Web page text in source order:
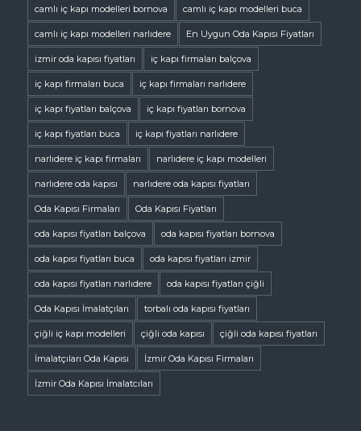
camlı iç kapı modelleri bornova camlı iç kapı modelleri buca
camlı iç kapı modelleri narlıdere En Uygun Oda Kapısı Fiyatları
izmir oda kapısı fiyatları iç kapı firmaları balçova
iç kapı firmaları buca iç kapı firmaları narlıdere
iç kapı fiyatları balçova iç kapı fiyatları bornova
iç kapı fiyatları buca iç kapı fiyatları narlıdere
narlıdere iç kapı firmaları narlıdere iç kapı modelleri
narlıdere oda kapısı narlıdere oda kapısı fiyatları
Oda Kapısı Firmaları Oda Kapısı Fiyatları
oda kapısı fiyatları balçova oda kapısı fiyatları bornova
oda kapısı fiyatları buca oda kapısı fiyatları izmir
oda kapısı fiyatları narlıdere oda kapısı fiyatları çiğli
Oda Kapısı İmalatçıları torbalı oda kapısı fiyatları
çiğli iç kapı modelleri çiğli oda kapısı çiğli oda kapısı fiyatları
İmalatçıları Oda Kapısı İzmir Oda Kapısı Firmaları
İzmir Oda Kapısı İmalatcıları